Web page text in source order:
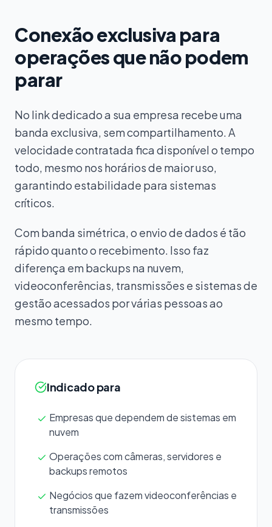
Conexão exclusiva para
operações que não podem
parar
No link dedicado a sua empresa recebe uma
banda exclusiva, sem compartilhamento. A
velocidade contratada fica disponível o tempo
todo, mesmo nos horários de maior uso,
garantindo estabilidade para sistemas
críticos.
Com banda simétrica, o envio de dados é tão
rápido quanto o recebimento. Isso faz
diferença em backups na nuvem,
videoconferências, transmissões e sistemas de
gestão acessados por várias pessoas ao
mesmo tempo.
Indicado para
Empresas que dependem de sistemas em
nuvem
Operações com câmeras, servidores e
backups remotos
Negócios que fazem videoconferências e
transmissões